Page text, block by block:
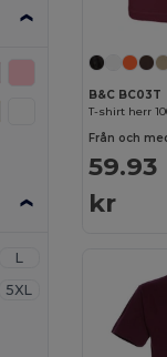
L
5XL
B&C BC03T
T-shirt herr
Från och
59.93
kr